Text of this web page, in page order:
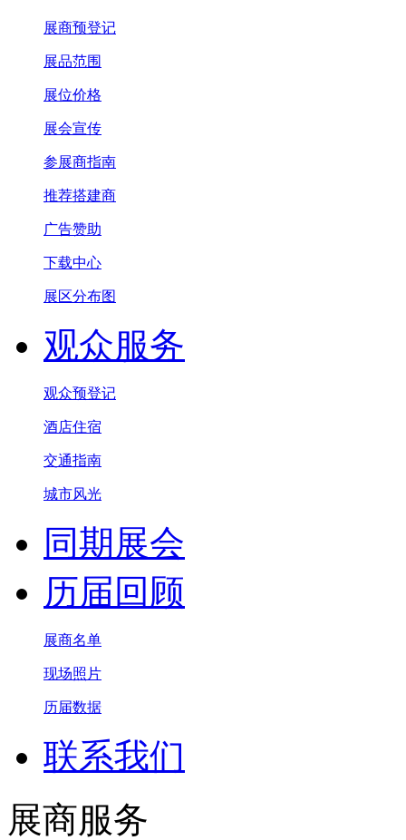
展商预登记
展品范围
展位价格
展会宣传
参展商指南
推荐搭建商
广告赞助
下载中心
展区分布图
观众服务
观众预登记
酒店住宿
交通指南
城市风光
同期展会
历届回顾
展商名单
现场照片
历届数据
联系我们
展商服务